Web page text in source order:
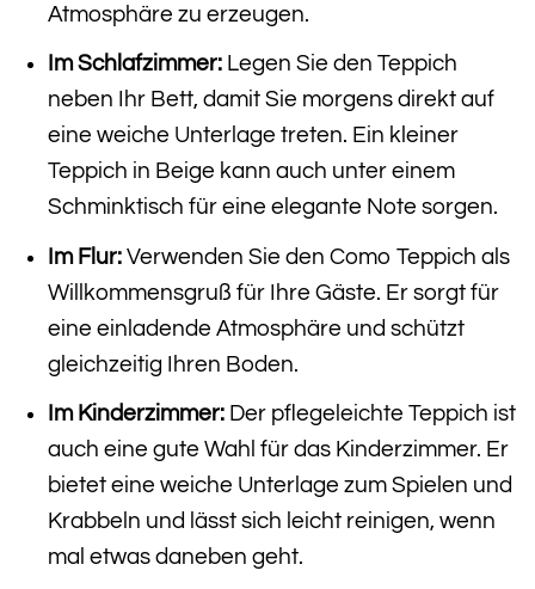
Atmosphäre zu erzeugen.
Im Schlafzimmer:Legen Sie den Teppich
neben Ihr Bett, damit Sie morgens direkt auf
eine weiche Unterlage treten. Ein kleiner
Teppich in Beige kann auch unter einem
Schminktisch für eine elegante Note sorgen.
Im Flur:Verwenden Sie den Como Teppich als
Willkommensgruß für Ihre Gäste. Er sorgt für
eine einladende Atmosphäre und schützt
gleichzeitig Ihren Boden.
Im Kinderzimmer:Der pflegeleichte Teppich ist
auch eine gute Wahl für das Kinderzimmer. Er
bietet eine weiche Unterlage zum Spielen und
Krabbeln und lässt sich leicht reinigen, wenn
mal etwas daneben geht.